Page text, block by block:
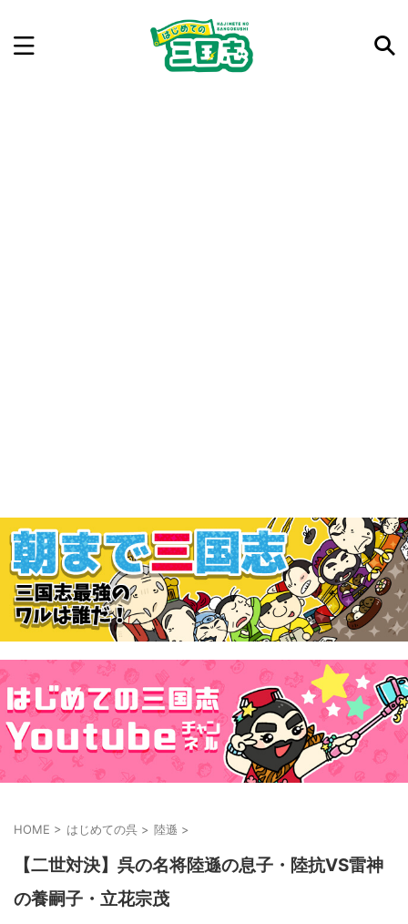
HOME > はじめての呉 > 陸遜 >
【二世対決】呉の名将陸遜の息子・陸抗VS雷神
の養嗣子・立花宗茂